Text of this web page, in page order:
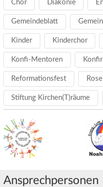
Chor Diakonie
Gemeindeblatt
Kinder Kinderchor
Konfi-Mentoren
Reformationsfest
Stiftung Kirchen(T)räume
Ansprechpersonen